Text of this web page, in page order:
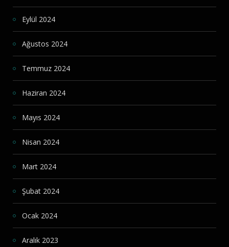
Eylül 2024
Ağustos 2024
Temmuz 2024
Haziran 2024
Mayıs 2024
Nisan 2024
Mart 2024
Şubat 2024
Ocak 2024
Aralık 2023